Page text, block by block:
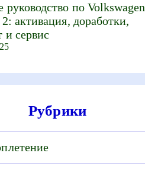
руководство по Volkswagen
активация, доработки,
и сервис
Рубрики